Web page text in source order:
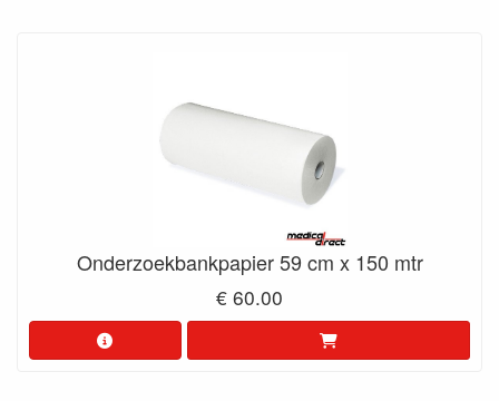
Onderzoekbankpapier 59 cm x 150 mtr
€ 60.00